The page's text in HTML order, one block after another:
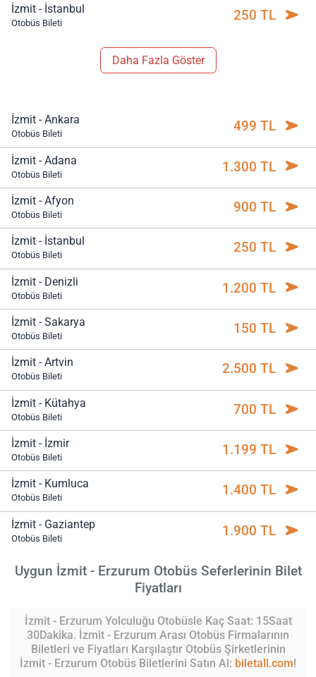
İzmit - İstanbul
Otobüs Bileti 250 TL
Daha Fazla Göster
İzmit - Ankara
Otobüs Bileti 499 TL
İzmit - Adana
Otobüs Bileti 1.300 TL
İzmit - Afyon
Otobüs Bileti 900 TL
İzmit - İstanbul
Otobüs Bileti 250 TL
İzmit - Denizli
Otobüs Bileti 1.200 TL
İzmit - Sakarya
Otobüs Bileti 150 TL
İzmit - Artvin
Otobüs Bileti 2.500 TL
İzmit - Kütahya
Otobüs Bileti 700 TL
İzmit - İzmir
Otobüs Bileti 1.199 TL
İzmit - Kumluca
Otobüs Bileti 1.400 TL
İzmit - Gaziantep
Otobüs Bileti 1.900 TL
Uygun İzmit - Erzurum Otobüs Seferlerinin Bilet
Fiyatları
İzmit - Erzurum Yolculuğu Otobüsle Kaç Saat: 15Saat
30Dakika. İzmit - Erzurum Arası Otobüs Firmalarının
Biletleri ve Fiyatları Karşılaştır Otobüs Şirketlerinin
İzmit - Erzurum Otobüs Biletlerini Satın Al: biletall.com!